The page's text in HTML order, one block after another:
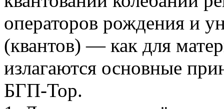
операторов рождения и
(квантов) — как для
излагаются основные
БГП-Тор.